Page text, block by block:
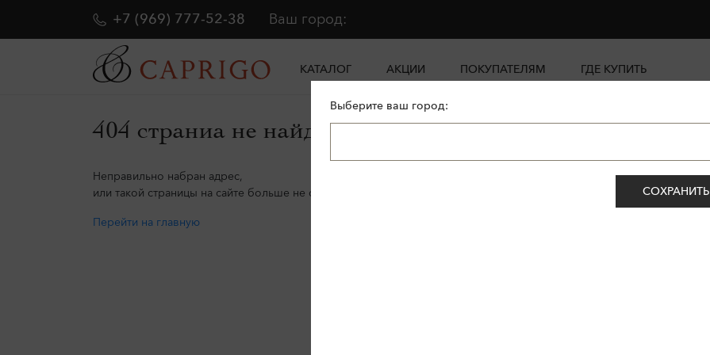
+7 (969) 777-52-38 Ваш город:
Выберите ваш город:
СОХРАНИТЬ
КАТАЛОГ АКЦИИ ПОКУПАТЕЛЯМ ГДЕ КУПИТЬ
404 страниа не найдена
Неправильно набран адрес,
или такой страницы на сайте больше не существует.
Перейти на главную